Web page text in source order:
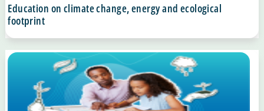
Education on climate change, energy and ecological
footprint